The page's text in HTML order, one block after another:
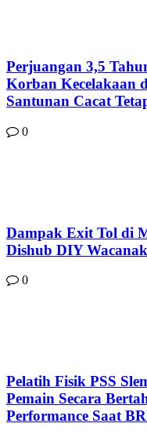
Perjuangan 3,5
Korban Kecelakaan
Santunan Cacat
0
Dampak Exit Tol di
Dishub DIY
0
Pelatih Fisik PSS
Pemain Secara
Performance Saat